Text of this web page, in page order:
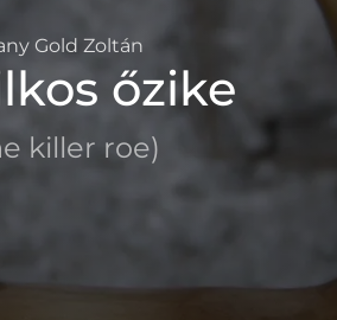
Gold Zoltán
őzike
killer roe)